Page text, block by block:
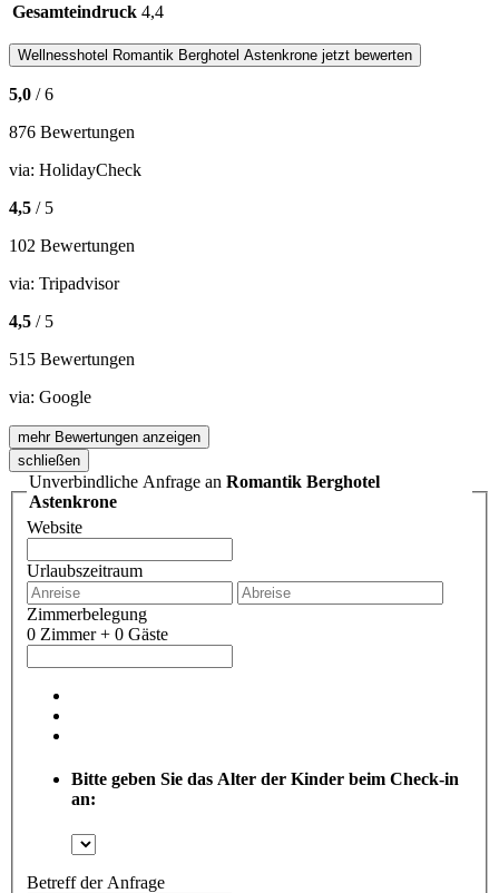
Gesamteindruck 4,4
Wellnesshotel Romantik Berghotel Astenkrone jetzt bewerten
5,0 / 6
876 Bewertungen
via: HolidayCheck
4,5 / 5
102 Bewertungen
via: Tripadvisor
4,5 / 5
515 Bewertungen
via: Google
mehr Bewertungen anzeigen
schließen
Unverbindliche Anfrage an Romantik Berghotel
Astenkrone
Website
Urlaubszeitraum
Zimmerbelegung
0 Zimmer + 0 Gäste
Bitte geben Sie das Alter der Kinder beim Check-in
an:
Betreff der Anfrage